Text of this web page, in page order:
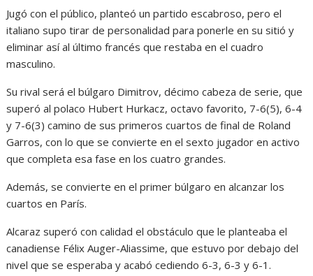
Jugó con el público, planteó un partido escabroso, pero el
italiano supo tirar de personalidad para ponerle en su sitió y
eliminar así al último francés que restaba en el cuadro
masculino.
Su rival será el búlgaro Dimitrov, décimo cabeza de serie, que
superó al polaco Hubert Hurkacz, octavo favorito, 7-6(5), 6-4
y 7-6(3) camino de sus primeros cuartos de final de Roland
Garros, con lo que se convierte en el sexto jugador en activo
que completa esa fase en los cuatro grandes.
Además, se convierte en el primer búlgaro en alcanzar los
cuartos en París.
Alcaraz superó con calidad el obstáculo que le planteaba el
canadiense Félix Auger-Aliassime, que estuvo por debajo del
nivel que se esperaba y acabó cediendo 6-3, 6-3 y 6-1.